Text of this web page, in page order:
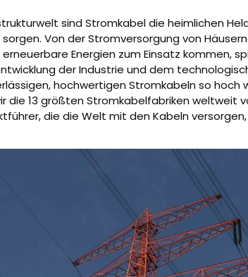
sind Stromkabel die heimlichen
Von der Stromversorgung von
Energien zum Einsatz kommen,
der Industrie und dem
hochwertigen Stromkabeln so hoch
die 13 größten Stromkabelfabriken weltweit
die die Welt mit den Kabeln